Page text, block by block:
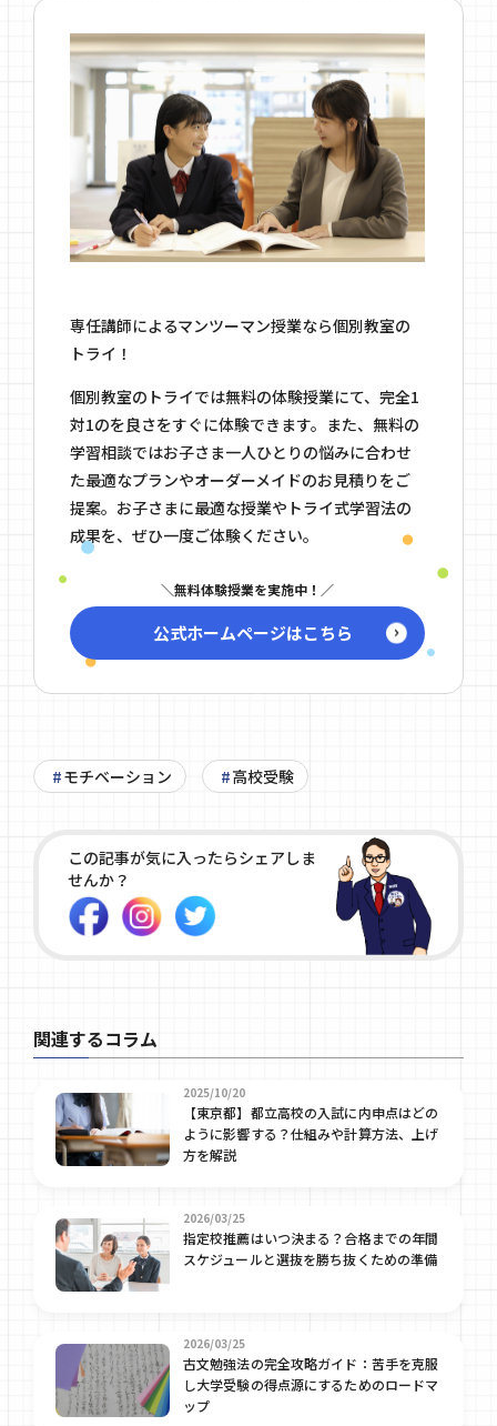
専任講師によるマンツーマン授業なら個別教室の
トライ！
個別教室のトライでは無料の体験授業にて、完全1
対1のを良さをすぐに体験できます。また、無料の
学習相談ではお子さま一人ひとりの悩みに合わせ
た最適なプランやオーダーメイドのお見積りをご
提案。お子さまに最適な授業やトライ式学習法の
成果を、ぜひ一度ご体験ください。
無料体験授業を実施中！
公式ホームページはこちら
モチベーション 高校受験
この記事が気に入ったらシェアしま
せんか？
関連するコラム
2025/10/20
【東京都】都立高校の入試に内申点はどの
ように影響する？仕組みや計算方法、上げ
方を解説
2026/03/25
指定校推薦はいつ決まる？合格までの年間
スケジュールと選抜を勝ち抜くための準備
2026/03/25
古文勉強法の完全攻略ガイド：苦手を克服
し大学受験の得点源にするためのロードマ
ップ